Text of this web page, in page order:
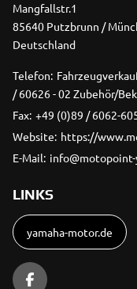
Mangfallstr.1
85640 Putzbrunn /
Deutschland
Telefon:
/ 60626 - 02 Zubehör/
Fax: +49 (0)89 / 6062-
Website: https://
E-Mail: info@motopoint-
LINKS
yamaha-motor.de